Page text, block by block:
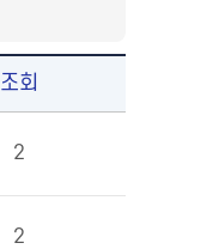
조회
2
2